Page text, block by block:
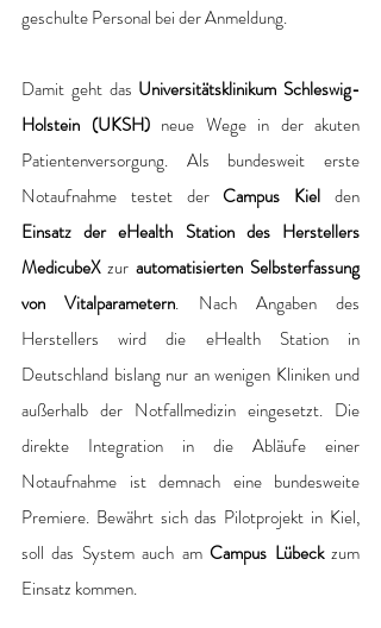
geschulte Personal bei der Anmeldung.
Damit geht das Universitätsklinikum Schleswig-
Holstein (UKSH) neue Wege in der akuten
Patientenversorgung. Als bundesweit erste
Notaufnahme testet der Campus Kiel
Einsatz der eHealth Station des Herstellers
MedicubeX zur automatisierten Selbsterfassung
von Vitalparametern. Nach Angaben des
Herstellers wird die eHealth Station in
Deutschland bislang nur an wenigen Kliniken und
außerhalb der Notfallmedizin eingesetzt. Die
direkte Integration in die Abläufe einer
Notaufnahme ist demnach eine bundesweite
Premiere. Bewährt sich das Pilotprojekt in Kiel,
soll das System auch am Campus Lübeck zum
Einsatz kommen.